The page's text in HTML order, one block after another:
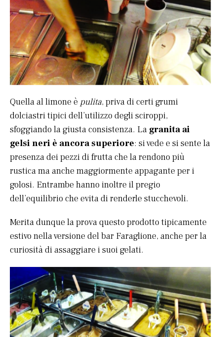
Quella al limone è pulita, priva di certi grumi
dolciastri tipici dell’utilizzo degli sciroppi,
sfoggiando la giusta consistenza. La granita ai
gelsi neri è ancora superiore: si vede e si sente la
presenza dei pezzi di frutta che la rendono più
rustica ma anche maggiormente appagante per i
golosi. Entrambe hanno inoltre il pregio
dell’equilibrio che evita di renderle stucchevoli.
Merita dunque la prova questo prodotto tipicamente
estivo nella versione del bar Faraglione, anche per la
curiosità di assaggiare i suoi gelati.